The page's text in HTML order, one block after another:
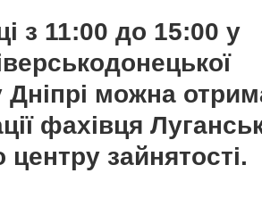
з 11:00 до 15:00 у
Дніпрі можна
фахівця
центру зайнятості.